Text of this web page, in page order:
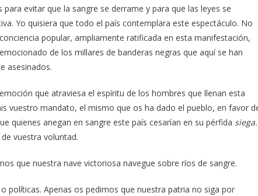
evitar que la sangre se derrame y para que las leyes se
Yo quisiera que todo el país contemplara este espectáculo. No
popular, ampliamente ratificada en esta manifestación,
de los millares de banderas negras que aquí se han
asesinados.
que atraviesa el espíritu de los hombres que llenan esta
vuestro mandato, el mismo que os ha dado el pueblo, en favor
quienes anegan en sangre este país cesarían en su pérfida siega.
vuestra voluntad.
que nuestra nave victoriosa navegue sobre ríos de sangre.
políticas. Apenas os pedimos que nuestra patria no siga por